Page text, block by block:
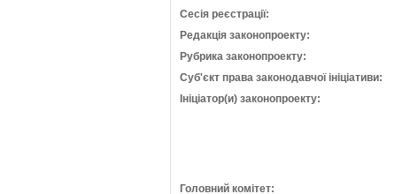
Сесія реєстрації:
Редакція законопроекту:
Рубрика законопроекту:
Суб'єкт права законодавчої ініціативи:
Ініціатор(и) законопроекту:
Головний комітет: